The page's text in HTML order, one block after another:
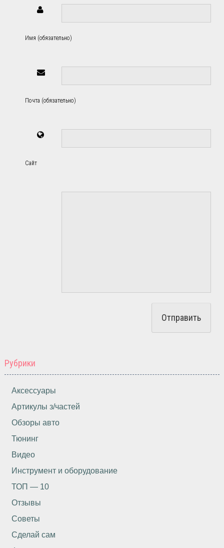
Имя (обязательно)
Почта (обязательно)
Сайт
Рубрики
Аксессуары
Артикулы з/частей
Обзоры авто
Тюнинг
Видео
Инструмент и оборудование
ТОП — 10
Отзывы
Советы
Сделай сам